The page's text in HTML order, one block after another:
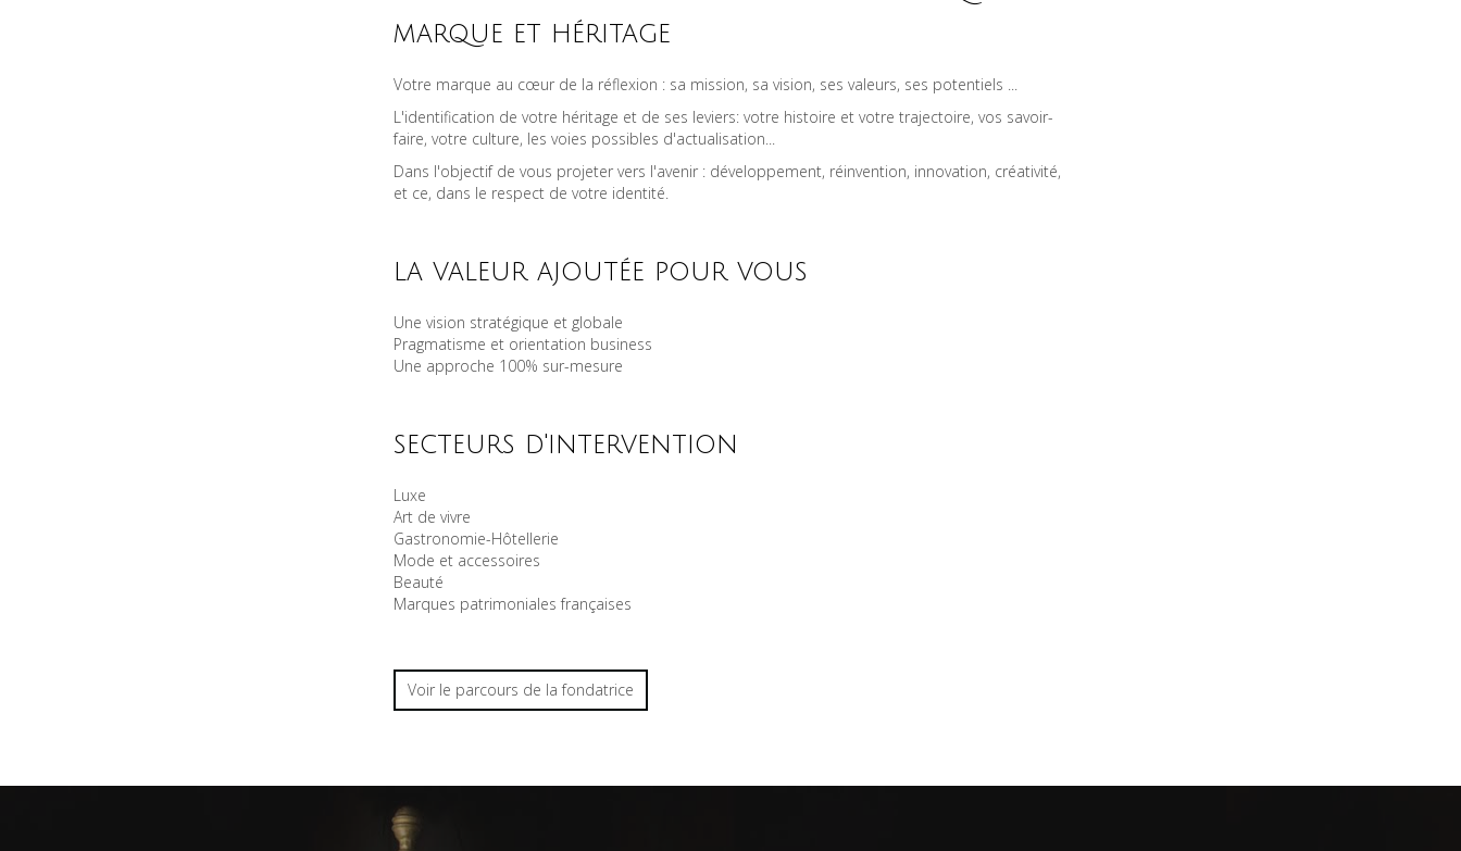
marque et héritage
Votre marque au cœur de la réflexion : sa mission, sa vision, ses valeurs, ses potentiels ...
L'identification de votre héritage et de ses leviers: votre histoire et votre trajectoire, vos savoir-
faire, votre culture, les voies possibles d'actualisation...
Dans l'objectif de vous projeter vers l'avenir : développement, réinvention, innovation, créativité,
et ce, dans le respect de votre identité.
la valeur ajoutée pour vous
Une vision stratégique et globale
Pragmatisme et orientation business
Une approche 100% sur-mesure
secteurs d'intervention
Luxe
Art de vivre
Gastronomie-Hôtellerie
Mode et accessoires
Beauté
Marques patrimoniales françaises
Voir le parcours de la fondatrice